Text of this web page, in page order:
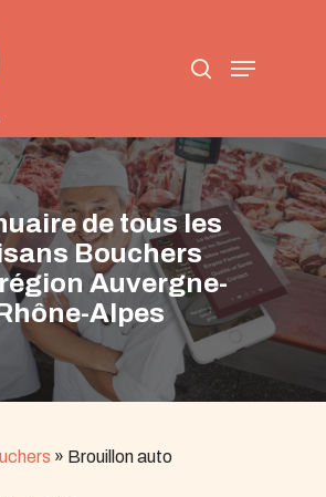
Menu
de tous les
Bouchers
Auvergne-
Alpes
» Brouillon auto